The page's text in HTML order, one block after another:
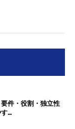
件・役割・独立性
…